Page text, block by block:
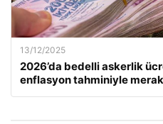
13/12/2025
2026’da bedelli askerlik
enflasyon tahminiyle